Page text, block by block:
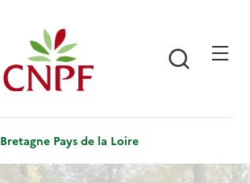
Bretagne Pays de la Loire